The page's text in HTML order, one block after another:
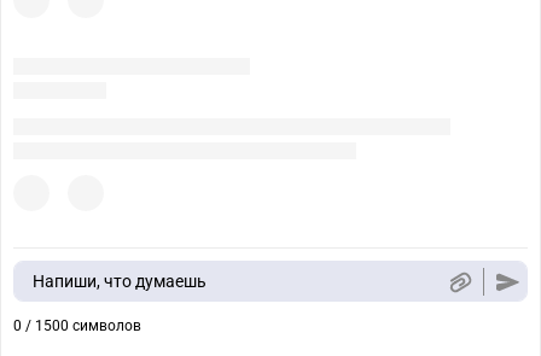
Напиши, что думаешь
0 / 1500 символов